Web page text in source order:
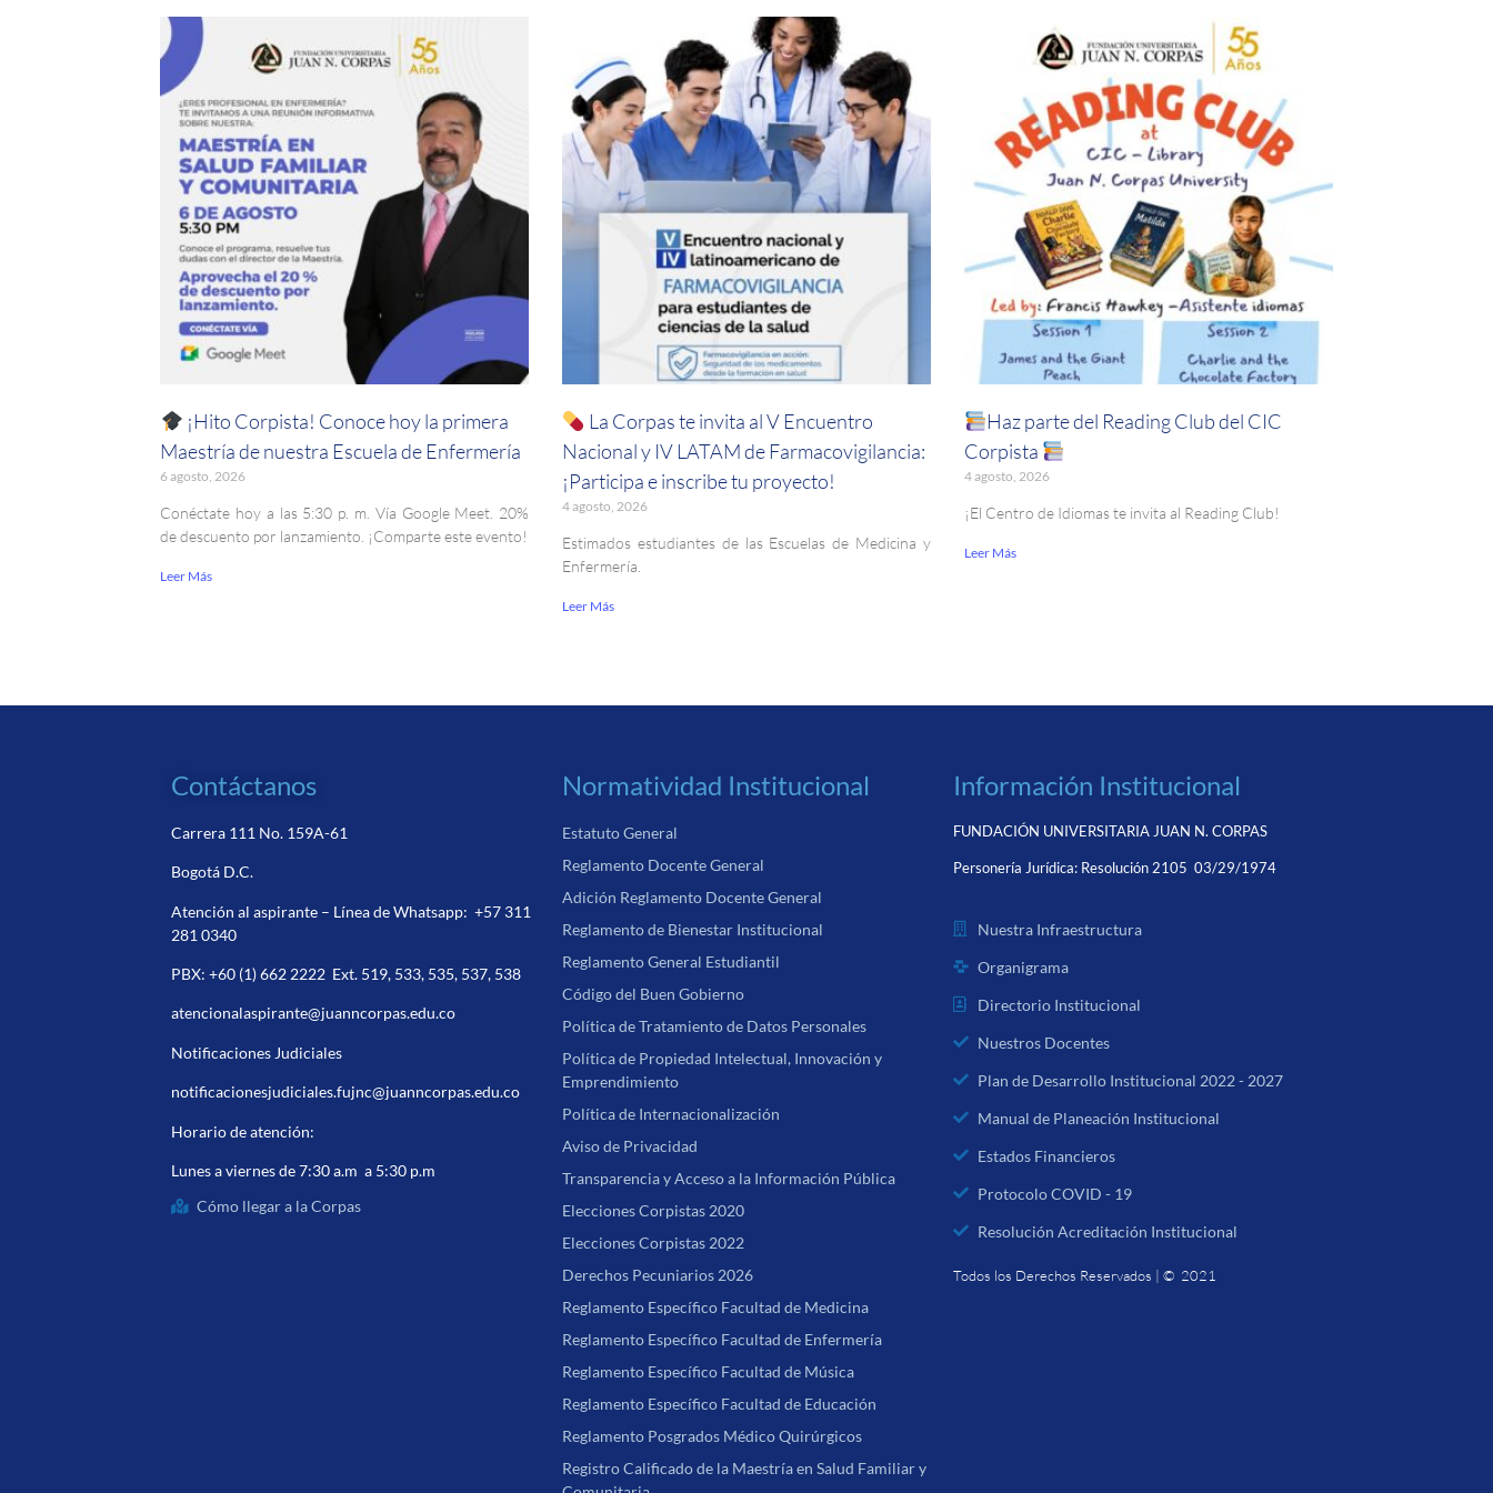
¡Hito Corpista! Conoce hoy la primera
Maestría de nuestra Escuela de Enfermería
6 agosto, 2026
Conéctate hoy a las 5:30 p. m. Vía Google Meet. 20%
de descuento por lanzamiento. ¡Comparte este evento!
Leer Más
La Corpas te invita al V Encuentro
Nacional y IV LATAM de Farmacovigilancia:
¡Participa e inscribe tu proyecto!
4 agosto, 2026
Estimados estudiantes de las Escuelas de Medicina y
Enfermería.
Leer Más
Haz parte del Reading Club del CIC
Corpista
4 agosto, 2026
¡El Centro de Idiomas te invita al Reading Club!
Leer Más
Contáctanos
Carrera 111 No. 159A-61
Bogotá D.C.
Atención al aspirante – Línea de Whatsapp:+57 311
281 0340
PBX:+60 (1) 662 2222 Ext. 519, 533, 535, 537, 538
atencionalaspirante@juanncorpas.edu.co
Notificaciones Judiciales
notificacionesjudiciales.fujnc@juanncorpas.edu.co
Horario de atención:
Lunes a viernes de 7:30 a.m a 5:30 p.m
Cómo llegar a la Corpas
Normatividad Institucional
Estatuto General
Reglamento Docente General
Adición Reglamento Docente General
Reglamento de Bienestar Institucional
Reglamento General Estudiantil
Código del Buen Gobierno
Política de Tratamiento de Datos Personales
Política de Propiedad Intelectual, Innovación y
Emprendimiento
Política de Internacionalización
Aviso de Privacidad
Transparencia y Acceso a la Información Pública
Elecciones Corpistas 2020
Elecciones Corpistas 2022
Derechos Pecuniarios 2026
Reglamento Específico Facultad de Medicina
Reglamento Específico Facultad de Enfermería
Reglamento Específico Facultad de Música
Reglamento Específico Facultad de Educación
Reglamento Posgrados Médico Quirúrgicos
Registro Calificado de la Maestría en Salud Familiar y
Información Institucional
FUNDACIÓN UNIVERSITARIA JUAN N. CORPAS
Personería Jurídica: Resolución 2105 03/29/1974
Nuestra Infraestructura
Organigrama
Directorio Institucional
Nuestros Docentes
Plan de Desarrollo Institucional 2022 - 2027
Manual de Planeación Institucional
Estados Financieros
Protocolo COVID - 19
Resolución Acreditación Institucional
Todos los Derechos Reservados | © 2021